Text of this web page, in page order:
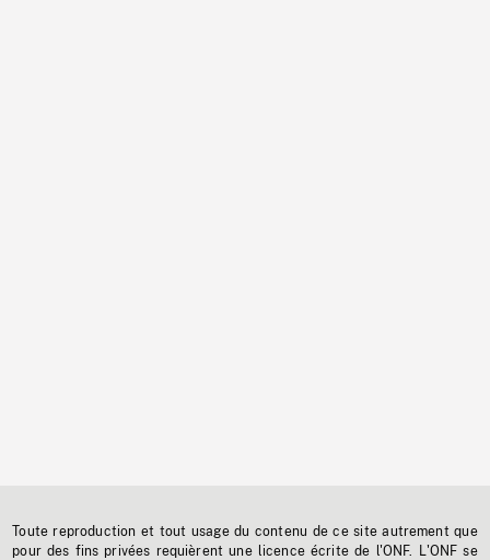
Toute reproduction et tout usage du contenu de ce site autrement que
pour des fins privées requièrent une licence écrite de l'ONF. L'ONF se